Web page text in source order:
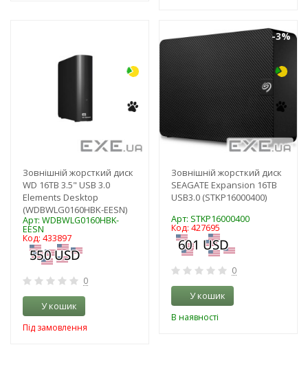
Зовнішній жорсткий диск
WD 16TB 3.5" USB 3.0
Elements Desktop
(WDBWLG0160HBK-EESN)
Арт: WDBWLG0160HBK-
EESN
Код: 433897
0
У кошик
Під замовлення
-3%
Зовнішній жорсткий диск
SEAGATE Expansion 16TB
USB3.0 (STKP16000400)
Арт: STKP16000400
Код: 427695
0
У кошик
В наявності